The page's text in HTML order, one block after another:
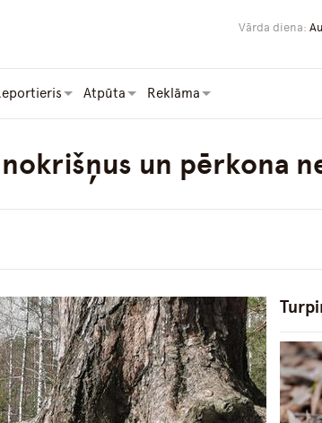
Vārda diena:
Atpūta Reklāma
un pērkona